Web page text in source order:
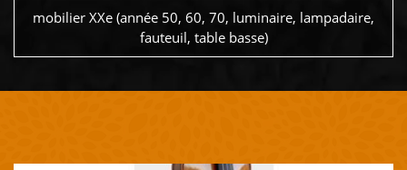
mobilier XXe (année 50, 60, 70, luminaire, lampadaire,
fauteuil, table basse)